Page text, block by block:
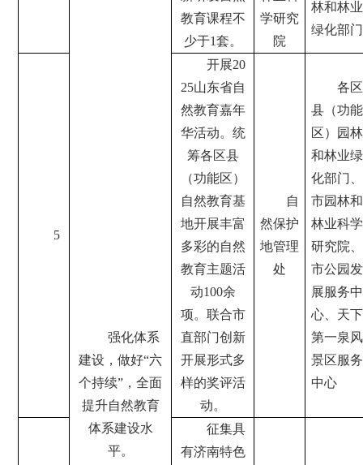
强化体系
建设，做好“六
个持续”，全面
提升自然教育
体系建设水
平。
教育课程不
少于1套。
学研究
院
林和林业
绿化部门
5
开展20
25山东省自
然教育嘉年
华活动。统
筹各区县
（功能区）
自然教育基
地开展丰富
多彩的自然
教育主题活
动100余
项。联合市
直部门创新
开展形式多
样的奖评活
动。
自
然保护
地管理
处
各区
县（功能
区）园林
和林业绿
化部门、
市园林和
林业科学
研究院、
市公园发
展服务中
心、天下
第一泉风
景区服务
中心
征集具
有济南特色